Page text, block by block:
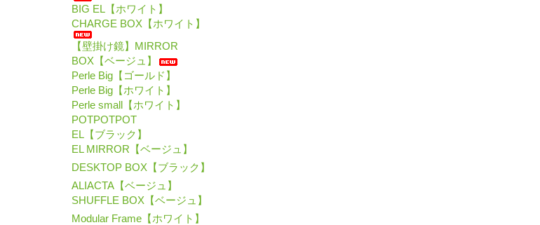
BIG EL【ホワイト】
CHARGE BOX【ホワイト】
【壁掛け鏡】MIRROR
BOX【ベージュ】
Perle Big【ゴールド】
Perle Big【ホワイト】
Perle small【ホワイト】
POTPOTPOT
EL【ブラック】
EL MIRROR【ベージュ】
DESKTOP BOX【ブラック】
ALIACTA【ベージュ】
SHUFFLE BOX【ベージュ】
Modular Frame【ホワイト】